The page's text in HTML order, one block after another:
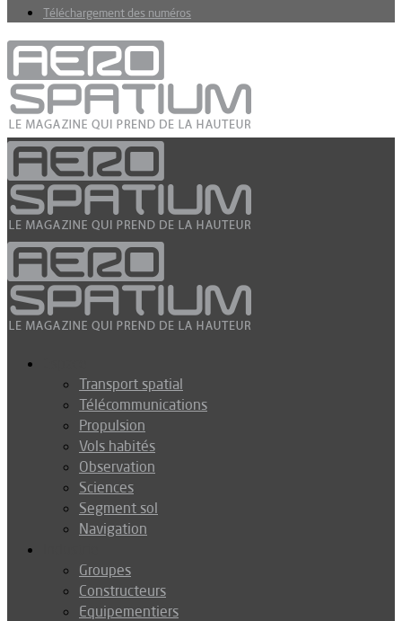
Téléchargement des numéros
Transport spatial
Télécommunications
Propulsion
Vols habités
Observation
Sciences
Segment sol
Navigation
Groupes
Constructeurs
Equipementiers